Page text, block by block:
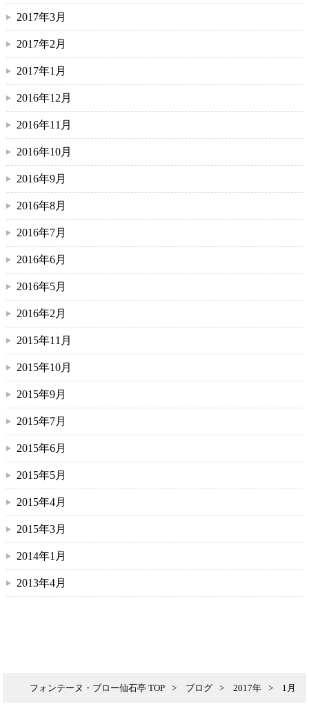
2017年3月
2017年2月
2017年1月
2016年12月
2016年11月
2016年10月
2016年9月
2016年8月
2016年7月
2016年6月
2016年5月
2016年2月
2015年11月
2015年10月
2015年9月
2015年7月
2015年6月
2015年5月
2015年4月
2015年3月
2014年1月
2013年4月
フォンテーヌ・ブロー仙石亭 TOP ブログ 2017年 1月